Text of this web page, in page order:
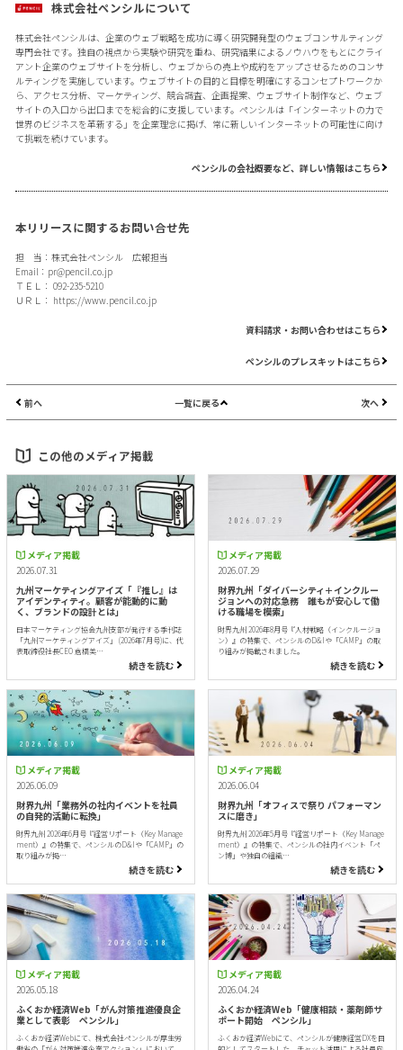
株式会社ペンシルについて
株式会社ペンシルは、企業のウェブ戦略を成功に導く研究開発型のウェブコンサルティング
専門会社です。独自の視点から実験や研究を重ね、研究結果によるノウハウをもとにクライ
アント企業のウェブサイトを分析し、ウェブからの売上や成約をアップさせるためのコンサ
ルティングを実施しています。ウェブサイトの目的と目標を明確にするコンセプトワークか
ら、アクセス分析、マーケティング、競合調査、企画提案、ウェブサイト制作など、ウェブ
サイトの入口から出口までを総合的に支援しています。ペンシルは「インターネットの力で
世界のビジネスを革新する」を企業理念に掲げ、常に新しいインターネットの可能性に向け
て挑戦を続けています。
ペンシルの会社概要など、詳しい情報はこちら
本リリースに関するお問い合せ先
担 当：株式会社ペンシル 広報担当
Email： pr@pencil.co.jp
ＴＥＬ： 092-235-5210
ＵＲＬ： https://www.pencil.co.jp
資料請求・お問い合わせはこちら
ペンシルのプレスキットはこちら
前へ 一覧に戻る 次へ
この他のメディア掲載
メディア掲載
2026.07.31
九州マーケティングアイズ「『推し』は
アイデンティティ。顧客が能動的に動
く、ブランドの設計とは」
日本マーケティング協会九州支部が発行する季刊誌
「九州マーケティングアイズ」 (2026年7月号)に、代
表取締役社長CEO 倉橋美…
続きを読む
メディア掲載
2026.07.29
財界九州「ダイバーシティ＋インクルー
ジョンへの対応急務 誰もが安心して働
ける職場を模索」
財界九州 2026年8月号『人材戦略（インクルージョ
ン）』の特集で、ペンシルのD&Iや「CAMP」の取
り組みが掲載されました。
続きを読む
メディア掲載
2026.06.09
財界九州「業務外の社内イベントを社員
の自発的活動に転換」
財界九州 2026年6月号『経営リポート（Key Manage
ment）』の特集で、ペンシルのD&Iや「CAMP」の
取り組みが掲…
続きを読む
メディア掲載
2026.06.04
財界九州「オフィスで祭り パフォーマン
スに磨き」
財界九州 2026年5月号『経営リポート（Key Manage
ment）』の特集で、ペンシルの社内イベント「ペ
ン博」や独自の組織…
続きを読む
メディア掲載
2026.05.18
ふくおか経済Web「がん対策推進優良企
業として表彰 ペンシル」
ふくおか経済Webにて、株式会社ペンシルが厚生労
メディア掲載
2026.04.24
ふくおか経済Web「健康相談・薬剤師サ
ポート開始 ペンシル」
ふくおか経済Webにて、ペンシルが健康経営DXを目